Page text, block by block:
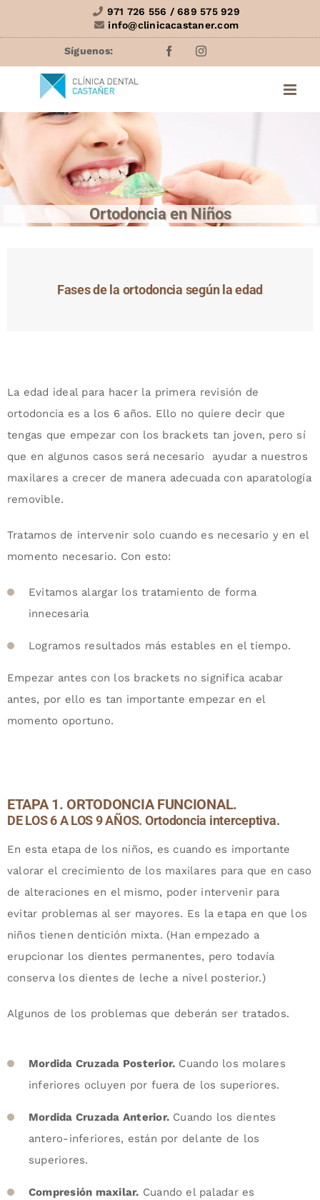
971 726 556 / 689 575 929
info@clinicacastaner.com
FacebookInstagram
Ortodoncia en Niños
Fases de la ortodoncia según la edad
La edad ideal para hacer la primera revisión de
ortodoncia es a los 6 años. Ello no quiere decir que
tengas que empezar con los brackets tan joven, pero sí
que en algunos casos será necesario ayudar a nuestros
maxilares a crecer de manera adecuada con aparatología
removible.
Tratamos de intervenir solo cuando es necesario y en el
momento necesario. Con esto:
Evitamos alargar los tratamiento de forma
innecesaria
Logramos resultados más estables en el tiempo.
Empezar antes con los brackets no significa acabar
antes, por ello es tan importante empezar en el
momento oportuno.
ETAPA 1. ORTODONCIA FUNCIONAL.
DE LOS 6 A LOS 9 AÑOS. Ortodoncia interceptiva.
En esta etapa de los niños, es cuando es importante
valorar el crecimiento de los maxilares para que en caso
de alteraciones en el mismo, poder intervenir para
evitar problemas al ser mayores. Es la etapa en que los
niños tienen dentición mixta. (Han empezado a
erupcionar los dientes permanentes, pero todavía
conserva los dientes de leche a nivel posterior.)
Algunos de los problemas que deberán ser tratados.
Mordida Cruzada Posterior. Cuando los molares
inferiores ocluyen por fuera de los superiores.
Mordida Cruzada Anterior.Cuando los dientes
antero-inferiores, están por delante de los
superiores.
Compresión maxilar. Cuando el paladar es